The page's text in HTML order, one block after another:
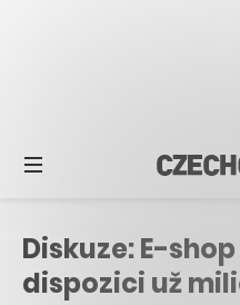
Diskuze: E-
dispozici už